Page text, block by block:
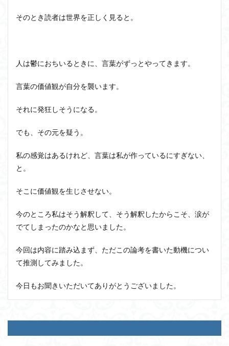
そのとき読者は世界を正しく見ると。
人は鬱におちいるときに、言葉がずっとやってきます。
言葉の価値観が自分を襲います。
それに発狂しそうになる。
でも、その元を疑う。
私の感覚はあるけれど、言葉は私が作っているにすぎない、
と。
そこに価値観を生じさせない。
今のところ私はそう解釈して、そう解釈したからこそ、涙が
でてしまったのかなと思いました。
今回は内容に踏み込まず、ただこの論考を書いた動機につい
て推測してみました。
今日もお聞きいただいてありがとうございました。